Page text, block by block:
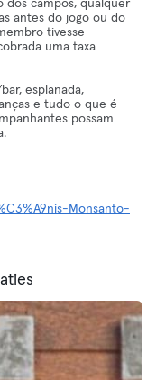
dos campos, qualquer
antes do jogo ou do
tivesse
uma taxa
esplanada,
e tudo o que é
possam
Monsanto-